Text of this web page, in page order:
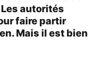
autorités
faire partir
Mais il est bien